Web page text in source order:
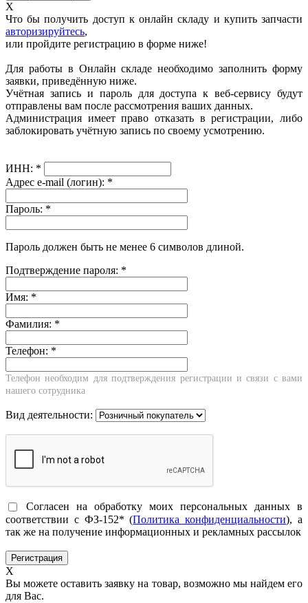
X
Что бы получить доступ к онлайн складу и купить запчасти
авторизируйтесь,
или пройдите регистрацию в форме ниже!
Для работы в Онлайн складе необходимо заполнить форму
заявки, приведённую ниже.
Учётная запись и пароль для доступа к веб-сервису будут
отправлены вам после рассмотрения ваших данных.
Администрация имеет право отказать в регистрации, либо
заблокировать учётную запись по своему усмотрению.
ИНН: *
Адрес e-mail (логин): *
Пароль: *
Пароль должен быть не менее 6 символов длиной.
Подтверждение пароля: *
Имя: *
Фамилия: *
Телефон: *
Телефон необходим для подтверждения регистрации и связи с вами
нашего сотрудника
Вид деятельности:
Согласен на обработку моих персональных данных в
соответствии с ФЗ-152* (Политика конфиденциальности), а
так же на получение информационных и рекламных рассылок
X
Вы можете оставить заявку на товар, возможно мы найдем его
для Вас.